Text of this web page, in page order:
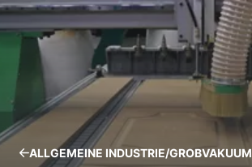
ALLGEMEINE INDUSTRIE/GROBVAKUUM